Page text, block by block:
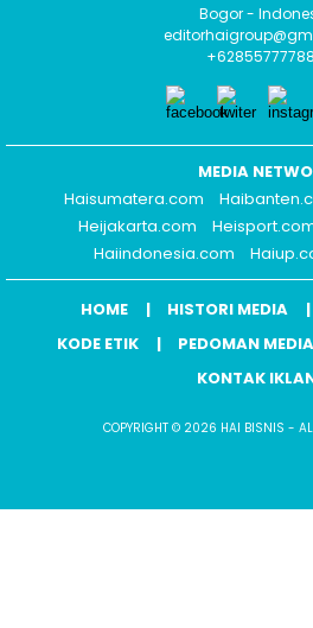
Bogor -
MEDIA
Haisumatera.com
Heijakarta.com
Haiindonesia.com
HOME HISTORI MEDIA
KODE ETIK
PEDOMAN MEDIA
KONTAK
COPYRIGHT © 2026 HAI BISNIS -